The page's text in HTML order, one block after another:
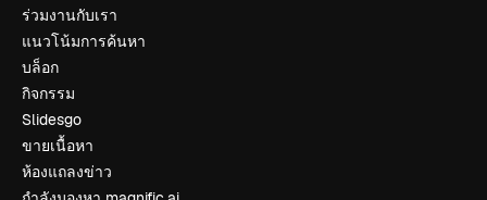
ร่วมงานกับเรา
แนวโน้มการค้นหา
บล็อก
กิจกรรม
Slidesgo
ขายเนื้อหา
ห้องแถลงข่าว